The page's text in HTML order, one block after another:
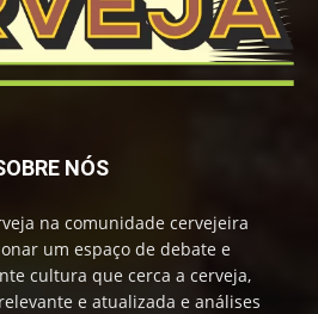
NÓS
na comunidade cervejeira
um espaço de debate e
cultura que cerca a cerveja,
e atualizada e análises